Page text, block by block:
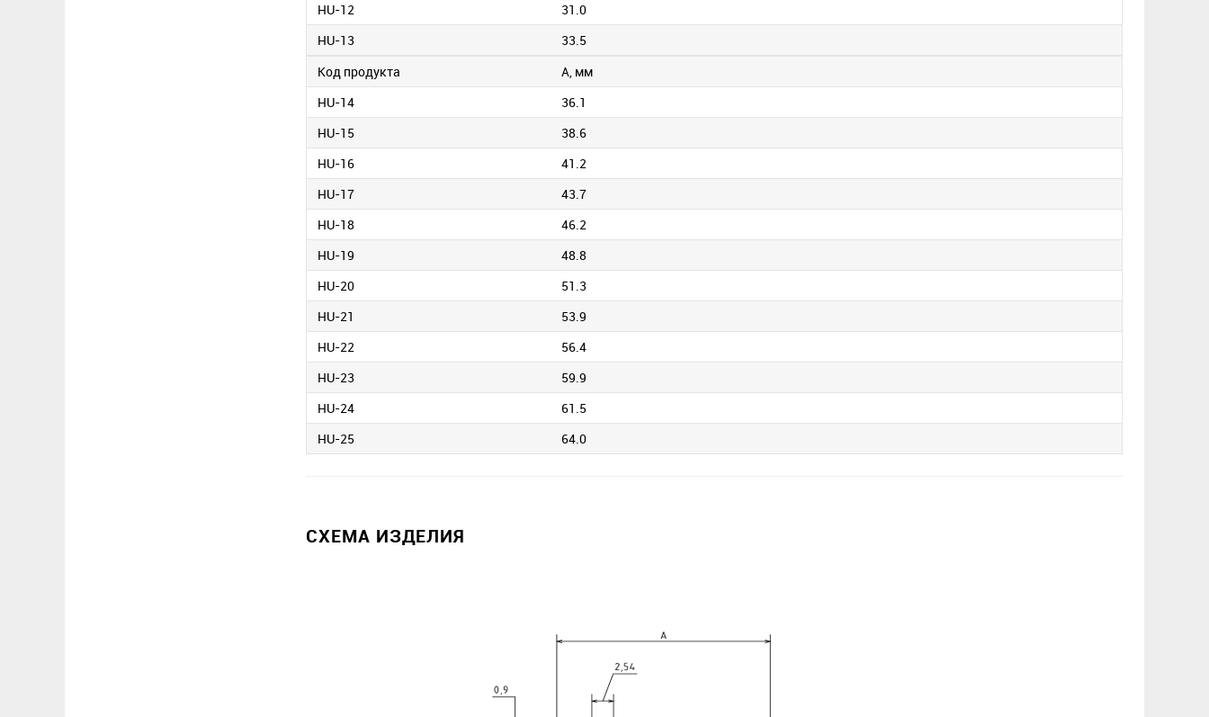
HU-12
31.0
HU-13
33.5
Код продукта
А, мм
HU-14
36.1
HU-15
38.6
HU-16
41.2
HU-17
43.7
HU-18
46.2
HU-19
48.8
HU-20
51.3
HU-21
53.9
HU-22
56.4
HU-23
59.9
HU-24
61.5
HU-25
64.0
СХЕМА ИЗДЕЛИЯ